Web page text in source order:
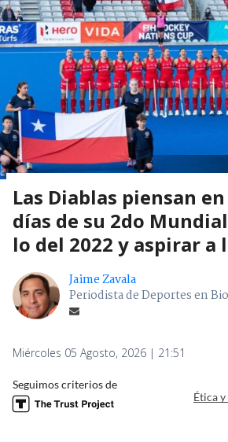
Las Diablas piensan
días de su 2do
lo del 2022 y aspirar a
Jaime Zavala
Periodista de Deportes en
Miércoles 05 Agosto, 2026 | 21:51
Seguimos criterios de
Ética